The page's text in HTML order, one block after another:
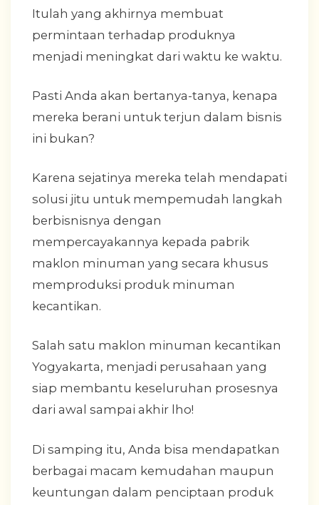
Itulah yang akhirnya membuat
permintaan terhadap produknya
menjadi meningkat dari waktu ke waktu.
Pasti Anda akan bertanya-tanya, kenapa
mereka berani untuk terjun dalam bisnis
ini bukan?
Karena sejatinya mereka telah mendapati
solusi jitu untuk mempemudah langkah
berbisnisnya dengan
mempercayakannya kepada pabrik
maklon minuman yang secara khusus
memproduksi produk minuman
kecantikan.
Salah satu maklon minuman kecantikan
Yogyakarta, menjadi perusahaan yang
siap membantu keseluruhan prosesnya
dari awal sampai akhir lho!
Di samping itu, Anda bisa mendapatkan
berbagai macam kemudahan maupun
keuntungan dalam penciptaan produk